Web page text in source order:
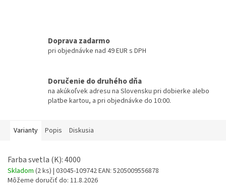
Doprava zadarmo
pri objednávke nad 49 EUR s DPH
Doručenie do druhého dňa
na akúkoľvek adresu na Slovensku pri dobierke alebo
platbe kartou, a pri objednávke do 10:00.
Varianty Popis Diskusia
Farba svetla (K): 4000
Skladom (2 ks) | 03045-109742EAN: 5205009556878
Môžeme doručiť do: 11.8.2026